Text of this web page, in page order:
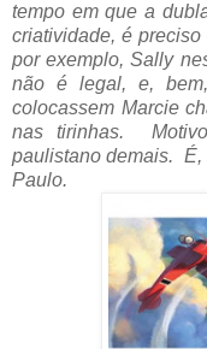
tempo em que a
criatividade, é
por exemplo, Sally
não é legal, e,
colocassem Marcie
nas tirinhas.
paulistano demais. É,
Paulo.